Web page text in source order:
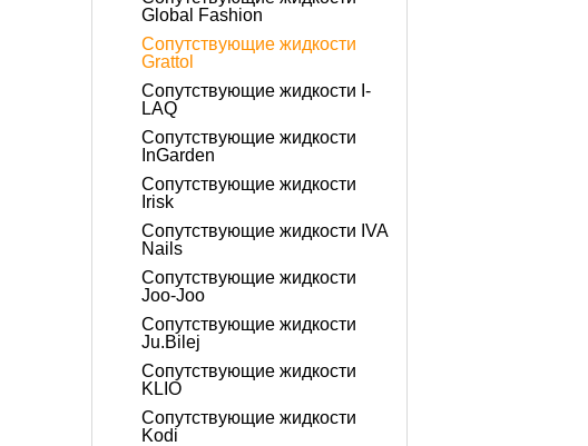
Global Fashion
Сопутствующие жидкости
Grattol
Сопутствующие жидкости I-
LAQ
Сопутствующие жидкости
InGarden
Сопутствующие жидкости
Irisk
Сопутствующие жидкости IVA
Nails
Сопутствующие жидкости
Joo-Joo
Сопутствующие жидкости
Ju.Bilej
Сопутствующие жидкости
KLIO
Сопутствующие жидкости
Kodi